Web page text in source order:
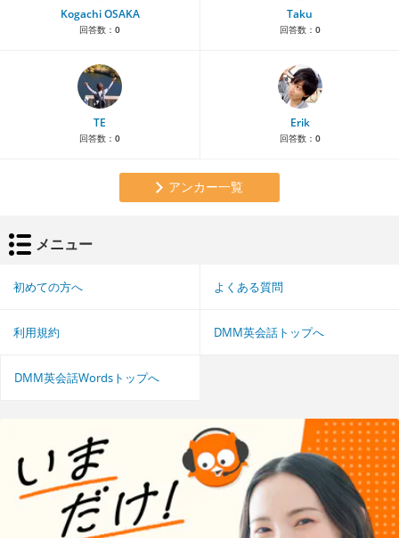
Kogachi OSAKA
回答数： 0
Taku
回答数： 0
TE
回答数： 0
Erik
回答数： 0
アンカー一覧
メニュー
初めての方へ よくある質問
利用規約 DMM英会話トップへ
DMM英会話Wordsトップへ